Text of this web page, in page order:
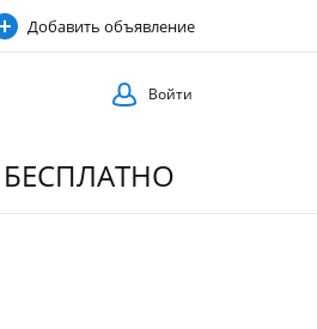
Добавить объявление
Войти